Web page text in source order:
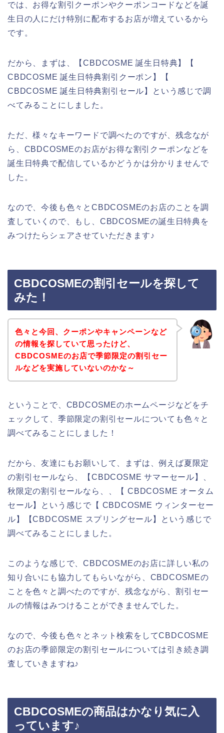
では、お得な割引クーポンやクーポンコードなどを誕
生日の人にだけ特別に配布するお店が増えているから
です。
だから、まずは、【CBDCOSME 誕生日特典】【
CBDCOSME 誕生日特典割引クーポン】【
CBDCOSME 誕生日特典割引セール】という感じで調
べてみることにしました。
ただ、様々なキーワードで調べたのですが、残念なが
ら、CBDCOSMEのお店がお得な割引クーポンなどを
誕生日特典で配信しているかどうかは分かりませんで
した。
なので、今後も色々とCBDCOSMEのお店のことを調
査していくので、もし、CBDCOSMEの誕生日特典を
みつけたらシェアさせていただきます♪
CBDCOSMEの割引セールを探して
みた！
色々と今回、クーポンやキャンペーンなど
の情報を探していて思ったけど、
CBDCOSMEのお店で季節限定の割引セー
ルなどを実施していないのかな～
ということで、CBDCOSMEのホームページなどをチ
ェックして、季節限定の割引セールについても色々と
調べてみることにしました！
だから、友達にもお願いして、まずは、例えば夏限定
の割引セールなら、【CBDCOSME サマーセール】、
秋限定の割引セールなら、、【 CBDCOSME オータム
セール】という感じで【 CBDCOSME ウィンターセー
ル】【CBDCOSME スプリングセール】という感じで
調べてみることにしました。
このような感じで、CBDCOSMEのお店に詳しい私の
知り合いにも協力してもらいながら、CBDCOSMEの
ことを色々と調べたのですが、残念ながら、割引セー
ルの情報はみつけることができませんでした。
なので、今後も色々とネット検索をしてCBDCOSME
のお店の季節限定の割引セールについては引き続き調
査していきますね♪
CBDCOSMEの商品はかなり気に入
っています♪